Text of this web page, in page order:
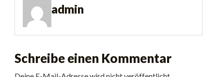
admin
Schreibe einen Kommentar